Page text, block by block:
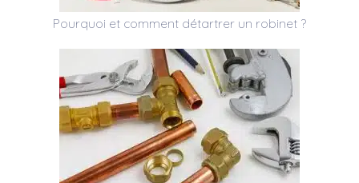
Pourquoi et comment détartrer un robinet ?